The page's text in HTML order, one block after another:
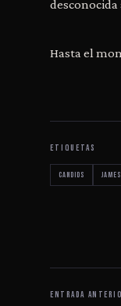
Hasta el
ETIQUETAS
Candids
ENTRADA